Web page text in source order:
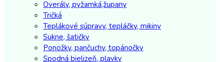
Overály, pyžamká,župany
Tričká
Teplákové súpravy, tepláčky, mikiny
Sukne, šatičky
Ponožky, pančuchy, topánočky
Spodná bielizeň, plavky